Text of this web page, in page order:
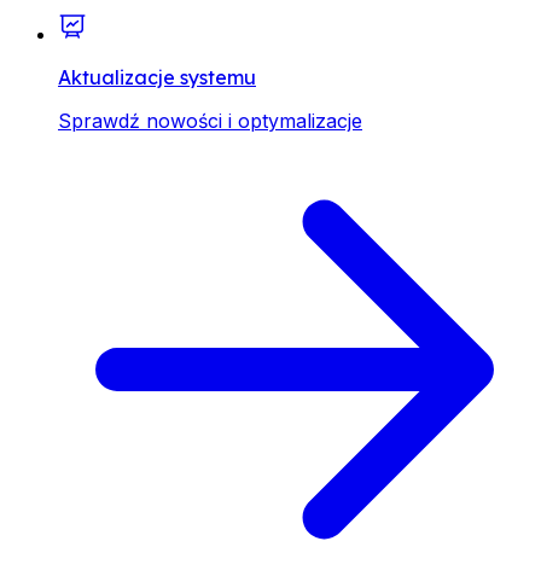
Aktualizacje systemu
Sprawdź nowości i optymalizacje